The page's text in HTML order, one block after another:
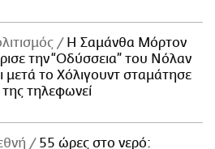
Η Σαμάνθα Μόρτον
την “Οδύσσεια” του Νόλαν
μετά το Χόλιγουντ σταμάτησε
της τηλεφωνεί
55 ώρες στο νερό: